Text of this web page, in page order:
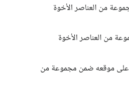
من العناصر الأخوة
من العناصر الأخوة
على موقعه ضمن مجموعة من